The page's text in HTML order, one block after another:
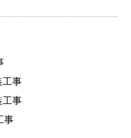
工事
工事
事